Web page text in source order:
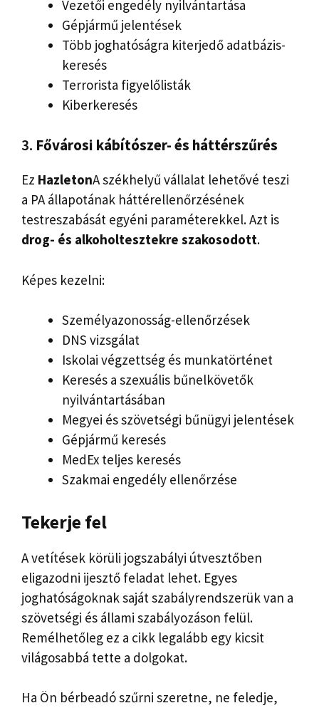
Vezetői engedély nyilvántartása
Gépjármű jelentések
Több joghatóságra kiterjedő adatbázis-
keresés
Terrorista figyelőlisták
Kiberkeresés
3. Fővárosi kábítószer- és háttérszűrés
Ez HazletonA székhelyű vállalat lehetővé teszi
a PA állapotának háttérellenőrzésének
testreszabását egyéni paraméterekkel. Azt is
drog- és alkoholtesztekre szakosodott.
Képes kezelni:
Személyazonosság-ellenőrzések
DNS vizsgálat
Iskolai végzettség és munkatörténet
Keresés a szexuális bűnelkövetők
nyilvántartásában
Megyei és szövetségi bűnügyi jelentések
Gépjármű keresés
MedEx teljes keresés
Szakmai engedély ellenőrzése
Tekerje fel
A vetítések körüli jogszabályi útvesztőben
eligazodni ijesztő feladat lehet. Egyes
joghatóságoknak saját szabályrendszerük van a
szövetségi és állami szabályozáson felül.
Remélhetőleg ez a cikk legalább egy kicsit
világosabbá tette a dolgokat.
Ha Ön bérbeadó szűrni szeretne, ne feledje,